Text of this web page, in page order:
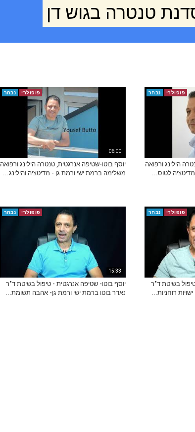
טנטרה בגוש דן
פופולרי נבחר
הילינג ורפואה
לטוס...
06:00
פופולרי נבחר
יוסף בוטו-שטיפה אנרגטית, טנטרה הילינג ורפואה
משלימה ברמת ישי ורמת גן - מדיטציה והילינג...
פופולרי נבחר
בשיטת ד"ר
רוחניות...
15:33
פופולרי נבחר
יוסף בוטו- שטיפה אנרגטית - טיפול בשיטת ד"ר
נאדר בוטו ברמת ישי ורמת גן- אהבה תשומת...